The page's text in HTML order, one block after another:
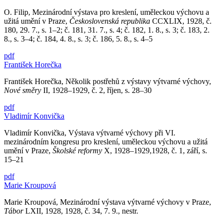
O. Filip, Mezinárodní výstava pro kreslení, uměleckou výchovu a
užitá umění v Praze, Československá republika CCXLIX, 1928, č.
180, 29. 7., s. 1–2; č. 181, 31. 7., s. 4; č. 182, 1. 8., s. 3; č. 183, 2.
8., s. 3–4; č. 184, 4. 8., s. 3; č. 186, 5. 8., s. 4–5
pdf
František Horečka
František Horečka, Několik postřehů z výstavy výtvarné výchovy,
Nové směry II, 1928–1929, č. 2, říjen, s. 28–30
pdf
Vladimír Konvička
Vladimír Konvička, Výstava výtvarné výchovy při VI.
mezinárodním kongresu pro kreslení, uměleckou výchovu a užitá
umění v Praze, Školské reformy X, 1928–1929,1928, č. 1, září, s.
15–21
pdf
Marie Kroupová
Marie Kroupová, Mezinárodní výstava výtvarné výchovy v Praze,
TáborLXII, 1928, 1928, č. 34, 7. 9., nestr.